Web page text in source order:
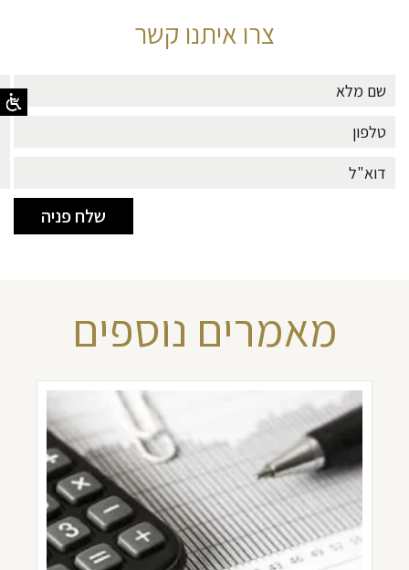
צרו איתנו קשר
מאמרים נוספים